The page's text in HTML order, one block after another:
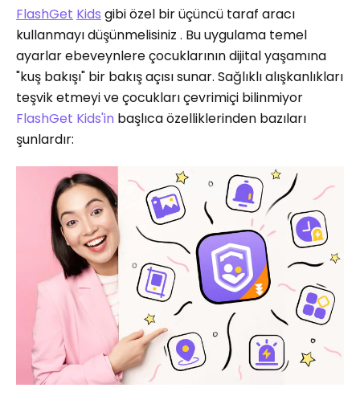
FlashGet Kids gibi özel bir üçüncü taraf aracı
kullanmayı düşünmelisiniz . Bu uygulama temel
ayarlar ebeveynlere çocuklarının dijital yaşamına
"kuş bakışı" bir bakış açısı sunar. Sağlıklı alışkanlıkları
teşvik etmeyi ve çocukları çevrimiçi bilinmiyor
FlashGet Kids'in başlıca özelliklerinden bazıları
şunlardır: